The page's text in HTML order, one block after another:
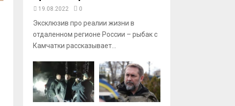
19.08.2022 0
Эксклюзив про реалии жизни в
отдаленном регионе России – рыбак с
Камчатки рассказывает...